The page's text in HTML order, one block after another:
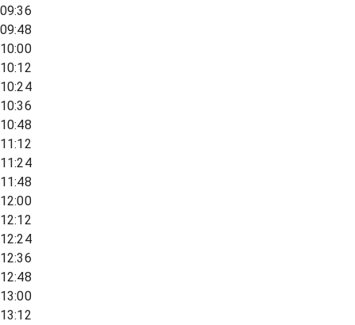
09:36
09:48
10:00
10:12
10:24
10:36
10:48
11:12
11:24
11:48
12:00
12:12
12:24
12:36
12:48
13:00
13:12